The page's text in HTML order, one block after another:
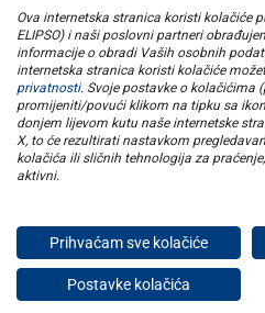
kategorije
elipso
informacije
pratite nas
E plus d.o.o. ©
Ova internetska stranica koristi kolačiće
ELIPSO) i naši poslovni partneri
informacije o obradi Vaših osobnih
internetska stranica koristi kolačiće
privatnosti. Svoje postavke o kolačićima
promijeniti/povući klikom na tipku sa
donjem lijevom kutu naše internetske
X, to će rezultirati nastavkom
kolačića ili sličnih tehnologija za
aktivni.
Prihvaćam sve kolačiće
Postavke kolačića